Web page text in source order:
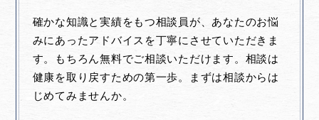
確かな知識と実績をもつ相談員が、あなたのお悩
みにあったアドバイスを丁寧にさせていただきま
す。もちろん無料でご相談いただけます。相談は
健康を取り戻すための第一歩。まずは相談からは
じめてみませんか。